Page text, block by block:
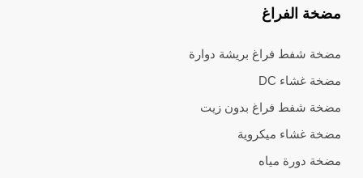
مضخة الفراغ
مضخة شفط فراغ بريشة دوارة
مضخة غشاء DC
مضخة شفط فراغ بدون زيت
مضخة غشاء ميكروية
مضخة دورة مياه